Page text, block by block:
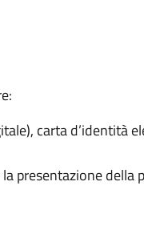
carta d’identità
presentazione della